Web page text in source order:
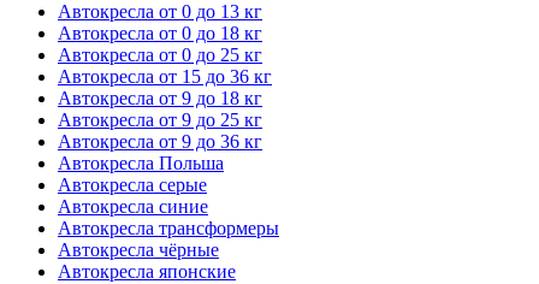
Автокресла от 0 до 13 кг
Автокресла от 0 до 18 кг
Автокресла от 0 до 25 кг
Автокресла от 15 до 36 кг
Автокресла от 9 до 18 кг
Автокресла от 9 до 25 кг
Автокресла от 9 до 36 кг
Автокресла Польша
Автокресла серые
Автокресла синие
Автокресла трансформеры
Автокресла чёрные
Автокресла японские